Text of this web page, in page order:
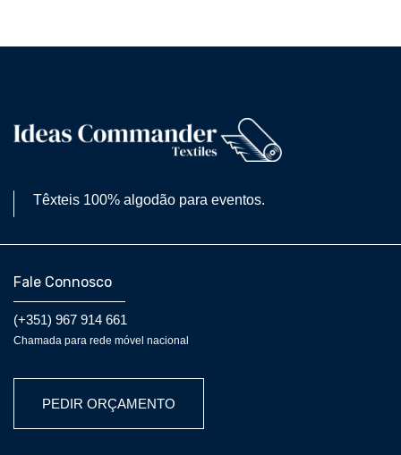
Têxteis 100% algodão para eventos.
Fale Connosco
(+351) 967 914 661
Chamada para rede móvel nacional
PEDIR ORÇAMENTO